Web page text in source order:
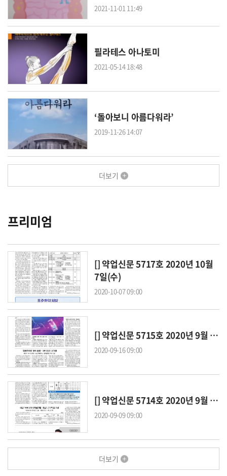
2021-11-01 11:49
필라테스 아나토미
2021-05-14 18:48
‘돌아보니 아름다워라’
2019-11-26 14:07
더보기
프리미엄
[] 약업신문 5717호 2020년 10월
7일(수)
2020-10-07 09:00
[] 약업신문 5715호 2020년 9월 16일(수)
2020-09-16 09:00
[] 약업신문 5714호 2020년 9월 9일(수)
2020-09-09 09:00
더보기